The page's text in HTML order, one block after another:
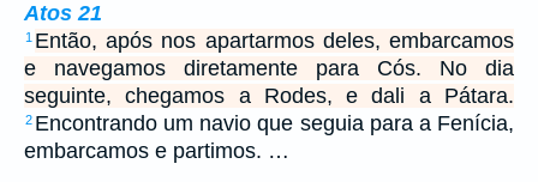
Atos 21
1 Então, após nos apartarmos deles, embarcamos
e navegamos diretamente para Cós. No dia
seguinte, chegamos a Rodes, e dali a Pátara.
2 Encontrando um navio que seguia para a Fenícia,
embarcamos e partimos. …